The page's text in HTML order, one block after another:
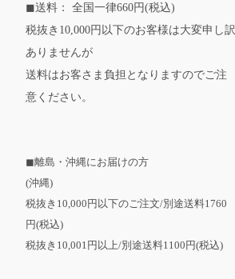
◼送料： 全国一律660円(税込)
税抜き10,000円以下のお客様は大変申し訳
ありませんが
送料はお客さま負担となりますのでご注
意ください。
◼離島・沖縄にお届けの方
(沖縄)
税抜き10,000円以下のご注文/別途送料1760
円(税込)
税抜き10,001円以上/別途送料1100円(税込)